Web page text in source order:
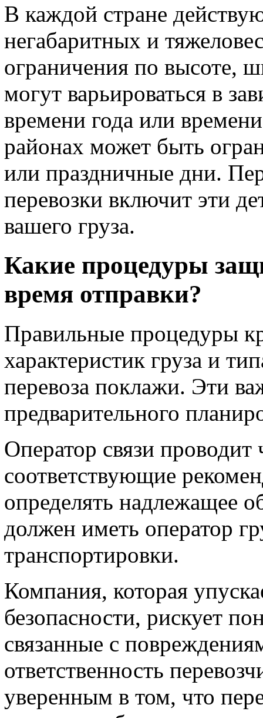
В каждой стране
негабаритных и
ограничения по высоте,
могут варьироваться в
времени года или
районах может быть
или праздничные дни.
перевозки включит эти
вашего груза.
Какие процедуры
время отправки?
Правильные процедуры
характеристик груза и
перевоза поклажи. Эти
предварительного
Оператор связи проводит
соответствующие
определять надлежащее
должен иметь оператор
транспортировки.
Компания, которая
безопасности, рискует
связанные с
ответственность
уверенным в том, что